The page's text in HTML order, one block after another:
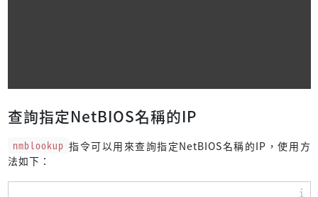
查詢指定NetBIOS名稱的IP
nmblookup 指令可以用來查詢指定NetBIOS名稱的IP，使用方
法如下：